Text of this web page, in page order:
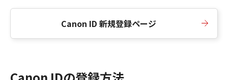
Canon ID 新規登録ページ